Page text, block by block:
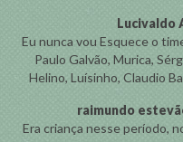
Lucivaldo
Eu nunca vou Esquece o
Paulo Galvão, Murica,
Helino, Luísinho, Claudio
raimundo
Era criança nesse período,